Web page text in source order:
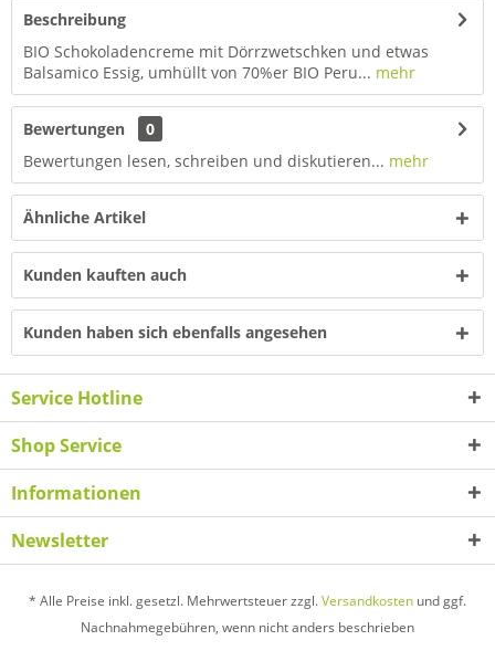
Beschreibung
BIO Schokoladencreme mit Dörrzwetschken und etwas
Balsamico Essig, umhüllt von 70%er BIO Peru... mehr
Bewertungen
0
Bewertungen lesen, schreiben und diskutieren... mehr
Ähnliche Artikel
Kunden kauften auch
Kunden haben sich ebenfalls angesehen
Service Hotline
Shop Service
Informationen
Newsletter
* Alle Preise inkl. gesetzl. Mehrwertsteuer zzgl.Versandkosten und ggf.
Nachnahmegebühren, wenn nicht anders beschrieben